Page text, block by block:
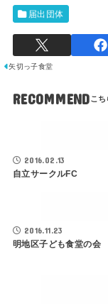
届出団体
矢切っ子食堂
RECOMMEND
2016.02.13
自立サークルFC
2016.11.23
明地区子ども食堂の会